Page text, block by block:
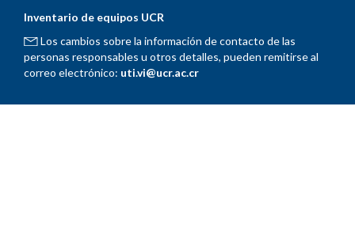
Inventario de equipos UCR
Los cambios sobre la información de contacto de las
personas responsables u otros detalles, pueden remitirse al
correo electrónico: uti.vi@ucr.ac.cr